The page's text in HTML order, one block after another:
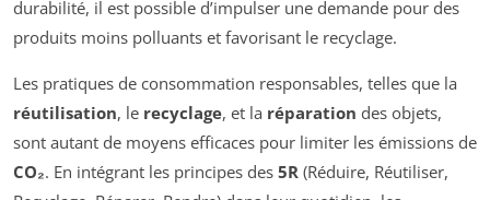
durabilité, il est possible d’impulser une demande pour des
produits moins polluants et favorisant le recyclage.
Les pratiques de consommation responsables, telles que la
réutilisation, le recyclage, et la réparation des objets,
sont autant de moyens efficaces pour limiter les émissions de
CO₂. En intégrant les principes des 5R (Réduire, Réutiliser,